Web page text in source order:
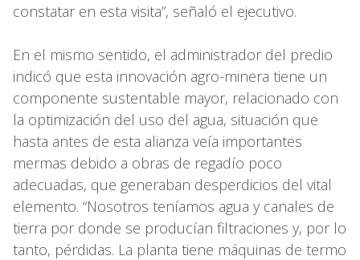
constatar en esta visita”, señaló el ejecutivo.
En el mismo sentido, el administrador del predio
indicó que esta innovación agro-minera tiene un
componente sustentable mayor, relacionado con
la optimización del uso del agua, situación que
hasta antes de esta alianza veía importantes
mermas debido a obras de regadío poco
adecuadas, que generaban desperdicios del vital
elemento. “Nosotros teníamos agua y canales de
tierra por donde se producían filtraciones y, por lo
tanto, pérdidas. La planta tiene máquinas de termo